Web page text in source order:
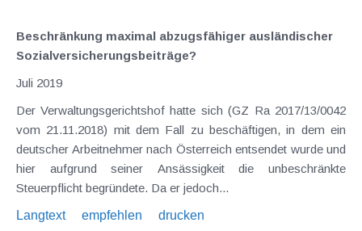
Beschränkung maximal abzugsfähiger ausländischer
Sozialversicherungsbeiträge?
Juli 2019
Der Verwaltungsgerichtshof hatte sich (GZ Ra 2017/13/0042
vom 21.11.2018) mit dem Fall zu beschäftigen, in dem ein
deutscher Arbeitnehmer nach Österreich entsendet wurde und
hier aufgrund seiner Ansässigkeit die unbeschränkte
Steuerpflicht begründete. Da er jedoch...
Langtext
empfehlen drucken